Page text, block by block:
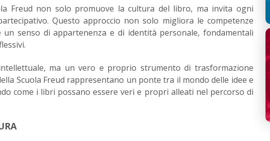
Freud non solo promuove la cultura del libro, ma invita ogni
Questo approccio non solo migliora le competenze
senso di appartenenza e di identità personale, fondamentali
ma un vero e proprio strumento di trasformazione
Scuola Freud rappresentano un ponte tra il mondo delle idee e
come i libri possano essere veri e propri alleati nel percorso di